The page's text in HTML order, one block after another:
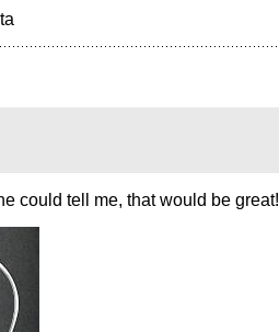
could tell me, that would be great!